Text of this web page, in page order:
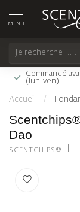
MENU
Commandé
(lun-ven)
Accueil /
Dao
SCENTCHIPS®